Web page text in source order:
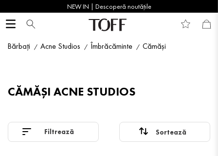
NEW IN | Descoperă noutățile
Bărbați Acne Studios Îmbrăcăminte Cămăși
CĂMĂȘI ACNE STUDIOS
Filtrează